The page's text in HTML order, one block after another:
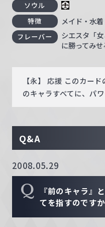
ソウル
特徴
メイド・水着
フレーバー
シエスタ「
に勝ってみせ
【永】 応援 このカー
のキャラすべてに、パ
Q&A
2008.05.29
Q
『前のキャラ』
てを指すのです